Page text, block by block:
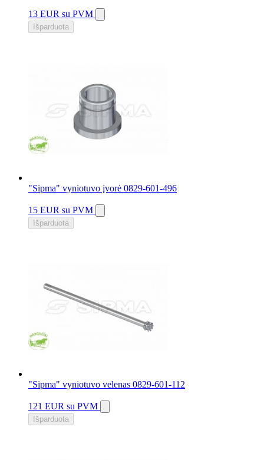
13 EUR su PVM
Išparduota
"Sipma" vyniotuvo įvorė 0829-601-496
15 EUR su PVM
Išparduota
"Sipma" vyniotuvo velenas 0829-601-112
121 EUR su PVM
Išparduota